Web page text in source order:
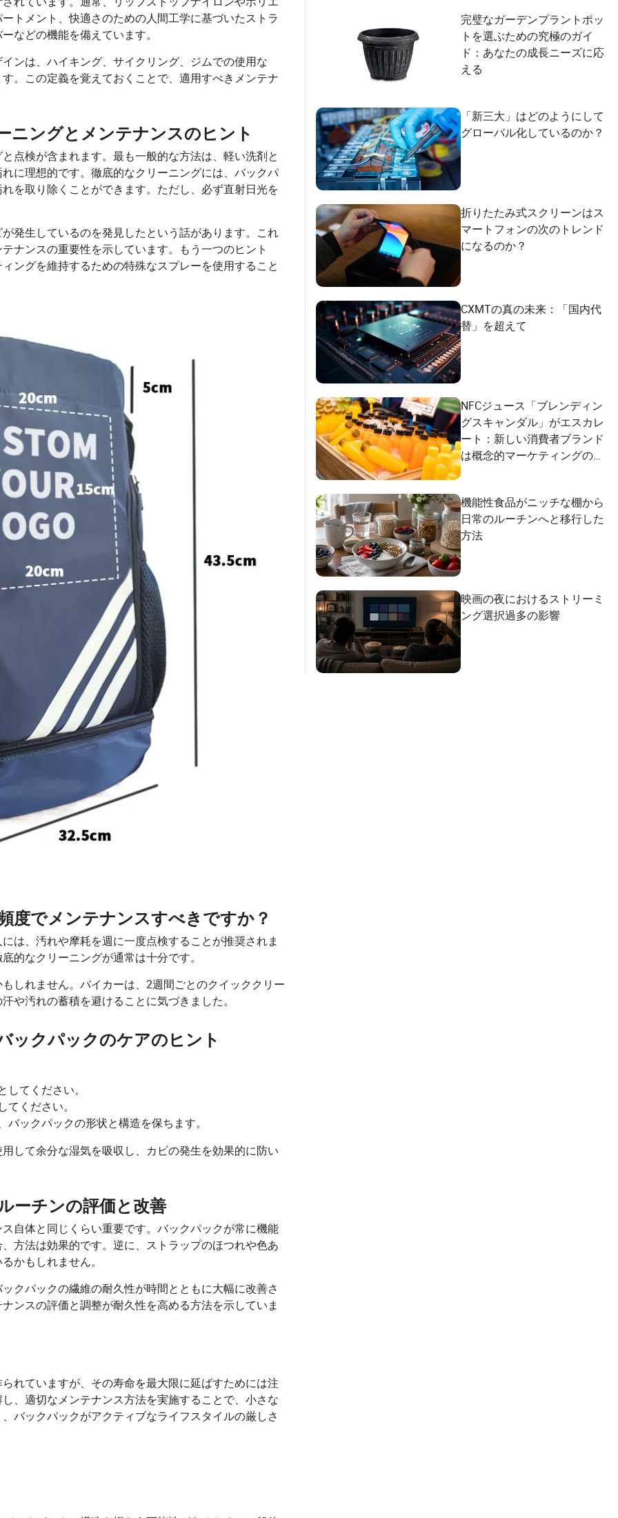
トメント、快適さのための人間工学に基づいたストラ
などの機能を備えています。
ンは、ハイキング、サイクリング、ジムでの使用な
。この定義を覚えておくことで、適用すべきメンテナ
ニングとメンテナンスのヒント
点検が含まれます。最も一般的な方法は、軽い洗剤と
に理想的です。徹底的なクリーニングには、バックパ
を取り除くことができます。ただし、必ず直射日光を
発生しているのを発見したという話があります。これ
ナンスの重要性を示しています。もう一つのヒント
ングを維持するための特殊なスプレーを使用すること
度でメンテナンスすべきですか？
は、汚れや摩耗を週に一度点検することが推奨されま
的なクリーニングが通常は十分です。
しれません。バイカーは、2週間ごとのクイッククリー
や汚れの蓄積を避けることに気づきました。
ックパックのケアのヒント
てください。
ください。
ックパックの形状と構造を保ちます。
して余分な湿気を吸収し、カビの発生を効果的に防い
ーチンの評価と改善
自体と同じくらい重要です。バックパックが常に機能
方法は効果的です。逆に、ストラップのほつれや色あ
かもしれません。
クパックの繊維の耐久性が時間とともに大幅に改善さ
ンスの評価と調整が耐久性を高める方法を示していま
れていますが、その寿命を最大限に延ばすためには注
、適切なメンテナンス方法を実施することで、小さな
バックパックがアクティブなライフスタイルの厳しさ
完璧なガーデンプラントポッ
トを選ぶための究極のガイ
ド：あなたの成長ニーズに応
える
「新三大」はどのようにして
グローバル化しているのか？
折りたたみ式スクリーンはス
マートフォンの次のトレンド
になるのか？
CXMTの真の未来：「国内代
替」を超えて
NFCジュース「ブレンディン
グスキャンダル」がエスカレ
ート：新しい消費者ブランド
は概念的マーケティングの罠
機能性食品がニッチな棚から
日常のルーチンへと移行した
方法
映画の夜におけるストリーミ
ング選択過多の影響